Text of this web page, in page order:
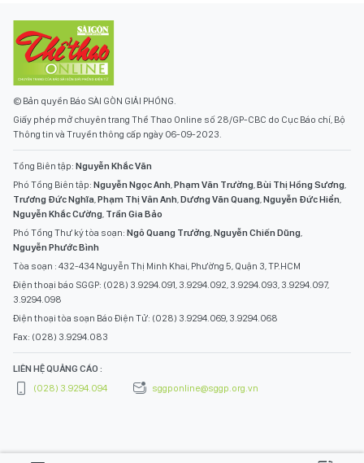
© Bản quyền Báo SÀI GÒN GIẢI PHÓNG.
Giấy phép mở chuyên trang Thể Thao Online số 28/GP-CBC do Cục Báo chí, Bộ
Thông tin và Truyền thông cấp ngày 06-09-2023.
Tổng Biên tập: Nguyễn Khắc Văn
Phó Tổng Biên tập: Nguyễn Ngọc Anh,Phạm Văn Trường,Bùi Thị Hồng Sương,
Trương Đức Nghĩa,Phạm Thị Vân Anh,Dương Văn Quang,Nguyễn Đức Hiển,
Nguyễn Khắc Cường, Trần Gia Bảo
Phó Tổng Thư ký tòa soạn: Ngô Quang Trưởng,Nguyễn Chiến Dũng,
Nguyễn Phước Bình
Tòa soạn : 432-434 Nguyễn Thị Minh Khai, Phường 5, Quận 3, TP.HCM
Điện thoại báo SGGP: (028) 3.9294.091, 3.9294.092, 3.9294.093, 3.9294.097,
3.9294.098
Điện thoại tòa soạn Báo Điện Tử: (028) 3.9294.069, 3.9294.068
Fax: (028) 3.9294.083
LIÊN HỆ QUẢNG CÁO :
(028) 3.9294.094
sggponline@sggp.org.vn